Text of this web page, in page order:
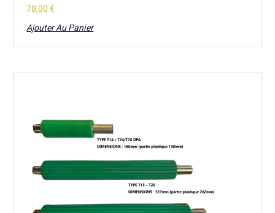
70,00€
Ajouter Au Panier